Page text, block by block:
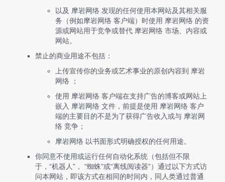
以及 摩岩网络 发现的任何使用本网站及其相关服
务（例如摩岩网络 客户端）时使用 摩岩网络 的资
源或网站用于竞争或替代 摩岩网络 市场、内容或
网站。
禁止的商业用途不包括：
上传宣传你的业务或艺术事业的原创内容到 摩岩
网络 ；
使用 摩岩网络 客户端在支持广告的博客或网站上
嵌入 摩岩网络 文件，前提是使用 摩岩网络 客户
端的主要目的不是为了获得广告收入或与 摩岩网
络 竞争；
摩岩网络 以书面形式明确授权的任何用途。
你同意不使用或运行任何自动化系统（包括但不限
于，“机器人”， “蜘蛛”或“离线阅读器”）通过以下方式访
问本网站，即该方式在相同的时间内，同人类通过普通